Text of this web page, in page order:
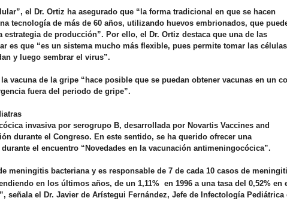
el Dr. Ortiz ha asegurado que “la forma tradicional en que se hacen
tecnología de más de 60 años, utilizando huevos embrionados, que
de producción”. Por ello, el Dr. Ortiz destaca que una de las
es que “es un sistema mucho más flexible, pues permite tomar las células
y luego sembrar el virus”.
vacuna de la gripe “hace posible que se puedan obtener vacunas en un
fuera del periodo de gripe”.
invasiva por serogrupo B, desarrollada por Novartis Vaccines and
durante el Congreso. En este sentido, se ha querido ofrecer una
el encuentro “Novedades en la vacunación antimeningocócica”.
meningitis bacteriana y es responsable de 7 de cada 10 casos de
en los últimos años, de un 1,11% en 1996 a una tasa del 0,52% en
señala el Dr. Javier de Arístegui Fernández, Jefe de Infectología Pediátrica